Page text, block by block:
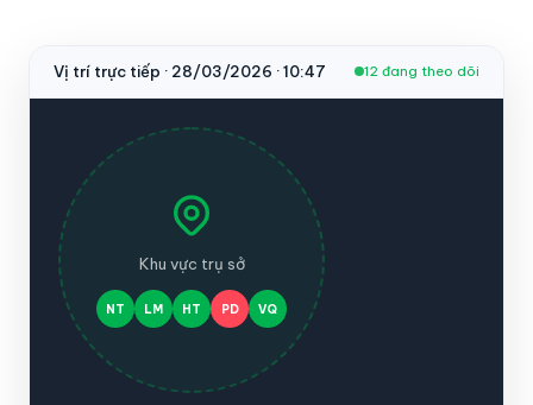
Vị trí trực tiếp · 28/03/2026 · 10:47 12 đang theo dõi
Khu vực trụ sở
NT LM HT PD VQ